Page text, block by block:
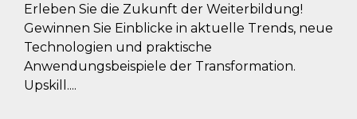
Erleben Sie die Zukunft der Weiterbildung!
Gewinnen Sie Einblicke in aktuelle Trends, neue
Technologien und praktische
Anwendungsbeispiele der Transformation.
Upskill....